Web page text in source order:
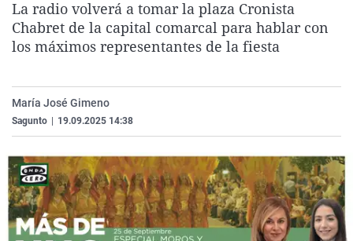
La rosa de los vientos
Gente viajera
Caso
Retornados
Extremadura
Galicia
Virales
Televisión
La radio volverá a tomar la plaza Cronista
Chabret de la capital comarcal para hablar con
los máximos representantes de la fiesta
María José Gimeno
Sagunto 19.09.2025 14:38